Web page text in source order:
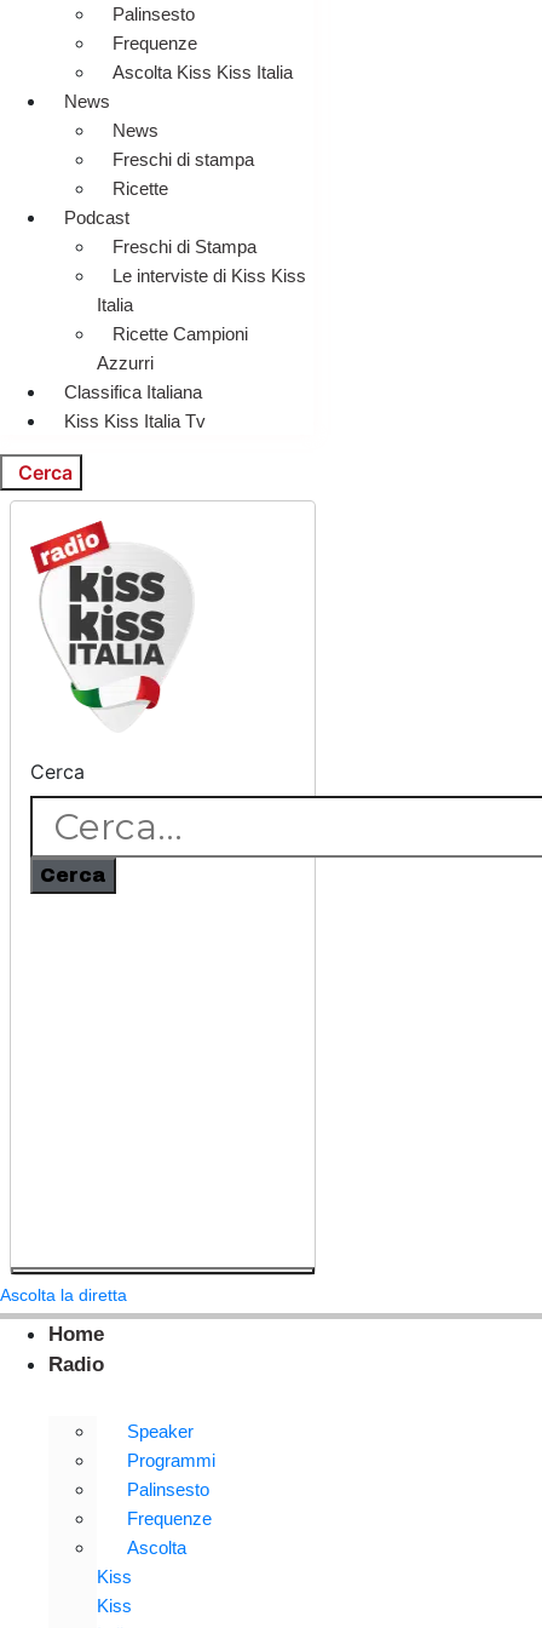
Palinsesto
Frequenze
Ascolta Kiss Kiss Italia
News
News
Freschi di stampa
Ricette
Podcast
Freschi di Stampa
Le interviste di Kiss Kiss
Italia
Ricette Campioni
Azzurri
Classifica Italiana
Kiss Kiss Italia Tv
Cerca
Cerca
Cerca
Ascolta la diretta
Home
Radio
Speaker
Programmi
Palinsesto
Frequenze
Ascolta
Kiss
Kiss